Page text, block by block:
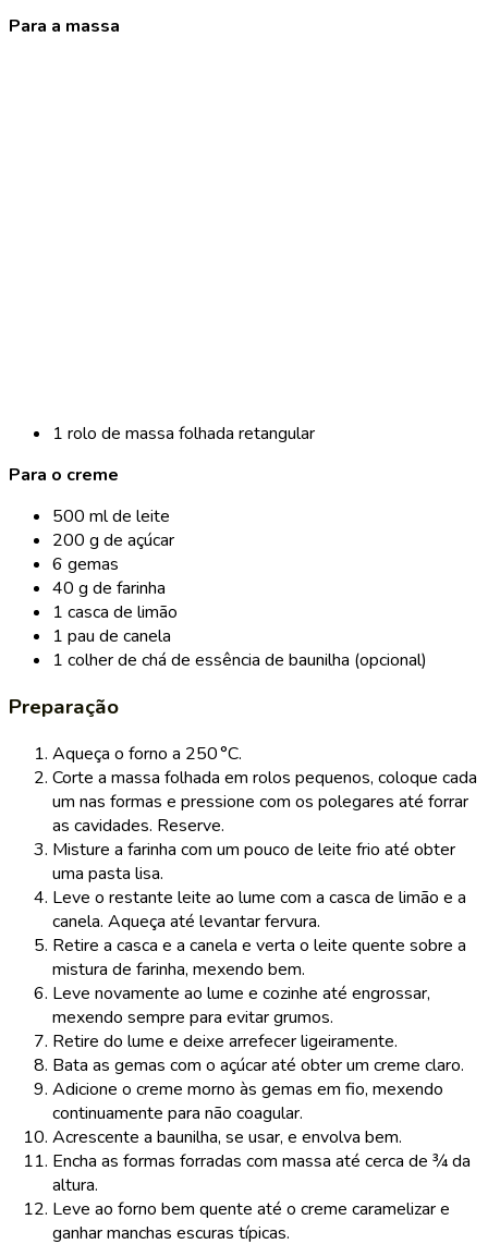
Para a massa
1 rolo de massa folhada retangular
Para o creme
500 ml de leite
200 g de açúcar
6 gemas
40 g de farinha
1 casca de limão
1 pau de canela
1 colher de chá de essência de baunilha (opcional)
Preparação
Aqueça o forno a 250 °C.
Corte a massa folhada em rolos pequenos, coloque cada
um nas formas e pressione com os polegares até forrar
as cavidades. Reserve.
Misture a farinha com um pouco de leite frio até obter
uma pasta lisa.
Leve o restante leite ao lume com a casca de limão e a
canela. Aqueça até levantar fervura.
Retire a casca e a canela e verta o leite quente sobre a
mistura de farinha, mexendo bem.
Leve novamente ao lume e cozinhe até engrossar,
mexendo sempre para evitar grumos.
Retire do lume e deixe arrefecer ligeiramente.
Bata as gemas com o açúcar até obter um creme claro.
Adicione o creme morno às gemas em fio, mexendo
continuamente para não coagular.
Acrescente a baunilha, se usar, e envolva bem.
Encha as formas forradas com massa até cerca de ¾ da
altura.
Leve ao forno bem quente até o creme caramelizar e
ganhar manchas escuras típicas.